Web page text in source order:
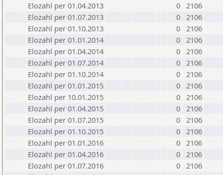
Elozahl per 01.04.2013
0 2106
Elozahl per 01.07.2013
0 2106
Elozahl per 01.10.2013
0 2106
Elozahl per 01.01.2014
0 2106
Elozahl per 01.04.2014
0 2106
Elozahl per 01.07.2014
0 2106
Elozahl per 01.10.2014
0 2106
Elozahl per 01.01.2015
0 2106
Elozahl per 10.01.2015
0 2106
Elozahl per 01.04.2015
0 2106
Elozahl per 01.07.2015
0 2106
Elozahl per 01.10.2015
0 2106
Elozahl per 01.01.2016
0 2106
Elozahl per 01.04.2016
0 2106
Elozahl per 01.07.2016
0 2106